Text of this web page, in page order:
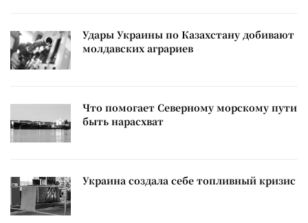
Удары Украины по Казахстану добивают
молдавских аграриев
Что помогает Северному морскому пути
быть нарасхват
Украина создала себе топливный кризис